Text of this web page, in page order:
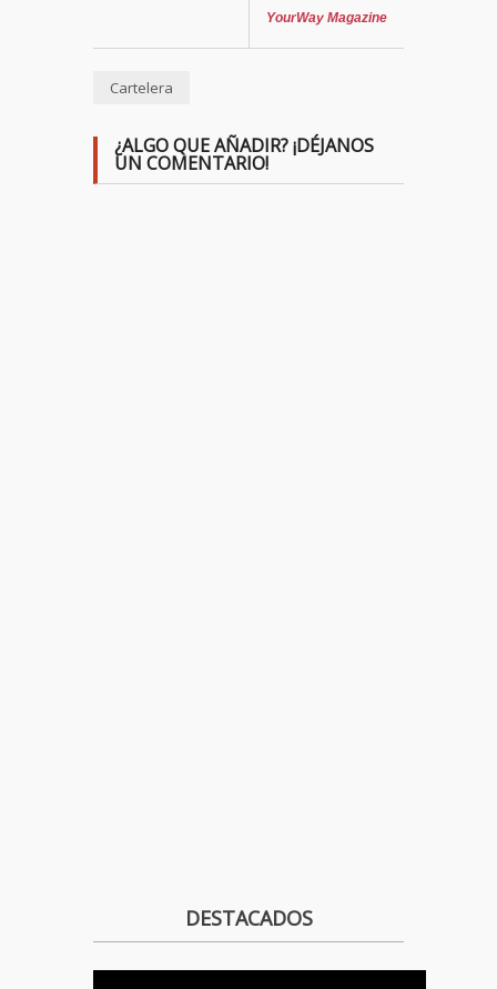
YourWay Magazine
Cartelera
¿ALGO QUE AÑADIR? ¡DÉJANOS
UN COMENTARIO!
DESTACADOS